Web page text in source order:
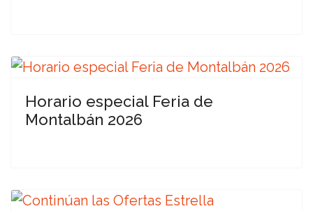
Horario especial Feria de
Montalbán 2026